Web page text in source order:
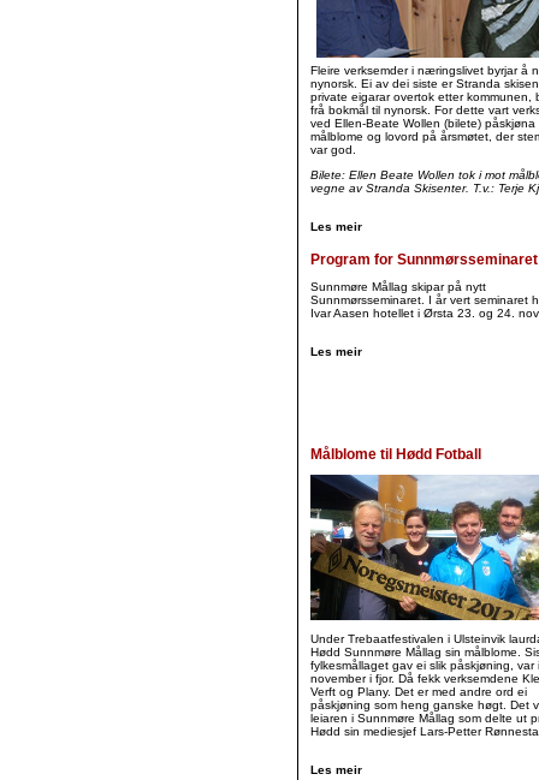
Fleire verksemder i næringslivet byrjar å
nynorsk. Ei av dei siste er Stranda
private eigarar overtok etter kommunen,
frå bokmål til nynorsk. For dette vart
ved Ellen-Beate Wollen (bilete) påskjøna
målblome og lovord på årsmøtet, der
var god.
Bilete: Ellen Beate Wollen tok i mot
vegne av Stranda Skisenter. T.v.: Terje
Les meir
Program for
Sunnmøre Mållag skipar på nytt
Sunnmørsseminaret. I år vert seminaret
Ivar Aasen hotellet i Ørsta 23. og 24.
Les meir
Målblome til Hødd Fotball
Under Trebaatfestivalen i Ulsteinvik
Hødd Sunnmøre Mållag sin målblome.
fylkesmållaget gav ei slik påskjøning, var i
november i fjor. Då fekk verksemdene
Verft og Plany. Det er med andre ord ei
påskjøning som heng ganske høgt. Det
leiaren i Sunnmøre Mållag som delte ut
Hødd sin mediesjef Lars-Petter
Les meir